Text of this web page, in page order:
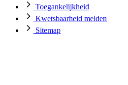
Toegankelijkheid
Kwetsbaarheid melden
Sitemap